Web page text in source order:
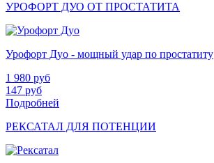
УРОФОРТ ДУО ОТ ПРОСТАТИТА
Урофорт Дуо - мощный удар по простатиту
1 980 руб
147 руб
Подробней
РЕКСАТАЛ ДЛЯ ПОТЕНЦИИ